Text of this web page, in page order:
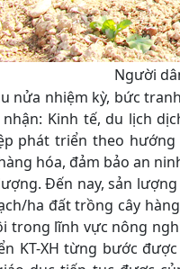
Người
nửa nhiệm kỳ, bức
Kinh tế, du lịch
phát triển theo
hóa, đảm bảo an
Đến nay, sản
ha đất trồng cây
trong lĩnh vực nông
KT-XH từng bước